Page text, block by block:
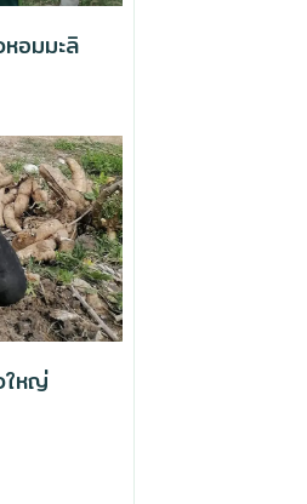
อมมะลิ
ใหญ่